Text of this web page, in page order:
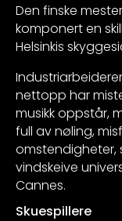
Den finske
komponert en
Helsinkis
nettopp har
musikk oppstår,
full av nøling,
omstendigheter,
vindskeive
Cannes.
Skuespillere